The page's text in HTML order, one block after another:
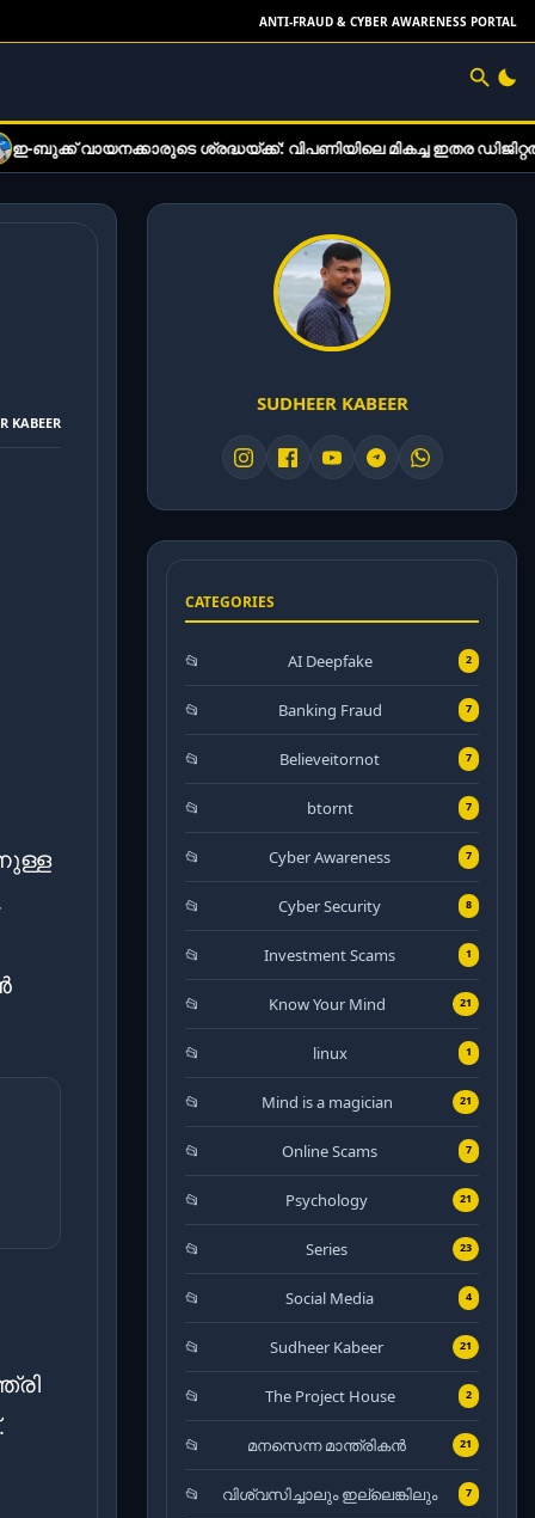
ANTI-FRAUD & CYBER AWARENESS PORTAL
ശ്രദ്ധയ്ക്ക്: വിപണിയിലെ മികച്ച ഇതര ഡിജിറ്റൽ വായനാ
KABEER
SUDHEER KABEER
CATEGORIES
AI Deepfake 2
Banking Fraud 7
Believeitornot 7
btornt 7
Cyber Awareness 7
Cyber Security 8
Investment Scams 1
Know Your Mind 21
linux 1
Mind is a magician 21
Online Scams 7
Psychology 21
Series 23
Social Media 4
Sudheer Kabeer 21
The Project House 2
മനസെന്ന മാന്ത്രികൻ 21
വിശ്വസിച്ചാലും ഇല്ലെങ്കിലും 7